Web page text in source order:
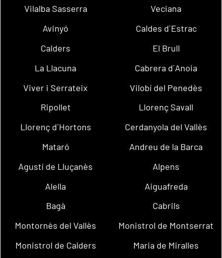
Vilalba Sasserra
Veciana
Avinyó
Caldes d´Estrac
Calders
El Brull
La Llacuna
Cabrera d´Anoia
Viver i Serrateix
Vilobí del Penedès
Ripollet
Llorenç Savall
Llorenç d´Hortons
Cerdanyola del Vallès
Mataró
Andreu de la Barca
Agustí de Lluçanès
Alpens
Alella
Aiguafreda
Bagà
Cabrils
Montornès del Vallès
Monistrol de Montserrat
Monistrol de Calders
Maria de Miralles